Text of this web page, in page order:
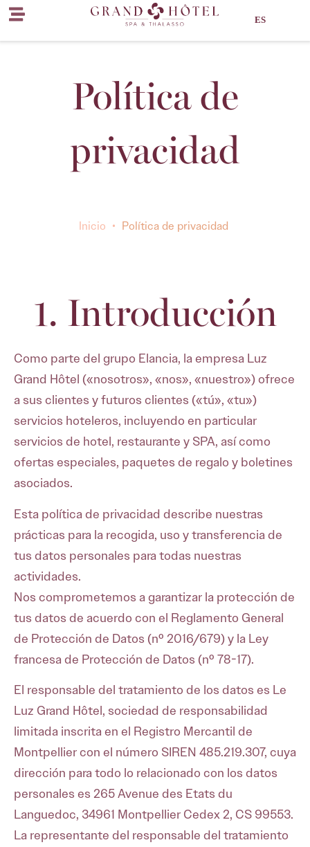
ES
Política de
privacidad
Inicio • Política de privacidad
1. Introducción
Como parte del grupo Elancia, la empresa Luz
Grand Hôtel («nosotros», «nos», «nuestro») ofrece
a sus clientes y futuros clientes («tú», «tu»)
servicios hoteleros, incluyendo en particular
servicios de hotel, restaurante y SPA, así como
ofertas especiales, paquetes de regalo y boletines
asociados.
Esta política de privacidad describe nuestras
prácticas para la recogida, uso y transferencia de
tus datos personales para todas nuestras
actividades.
Nos comprometemos a garantizar la protección de
tus datos de acuerdo con el Reglamento General
de Protección de Datos (nº 2016/679) y la Ley
francesa de Protección de Datos (nº 78-17).
El responsable del tratamiento de los datos es Le
Luz Grand Hôtel, sociedad de responsabilidad
limitada inscrita en el Registro Mercantil de
Montpellier con el número SIREN 485.219.307, cuya
dirección para todo lo relacionado con los datos
personales es 265 Avenue des Etats du
Languedoc, 34961 Montpellier Cedex 2, CS 99553.
La representante del responsable del tratamiento